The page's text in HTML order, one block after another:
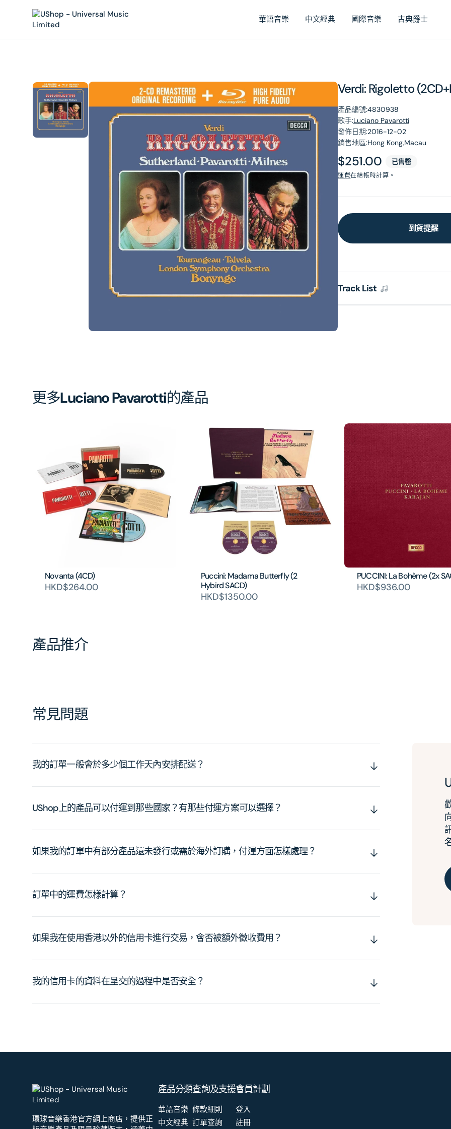
華語音樂 中文經典 國際音樂 古典爵士
Verdi: Rigoletto
產品編號:4830938
歌手:Luciano Pavarotti
發佈日期:2016-12-02
銷售地區:Hong Kong,Macau
原
價
$251.00 已售罄
運費在結帳時計算。
到貨提醒
Track List
在
相
簿
中
開
啟
第
圖
更多Luciano Pavarotti的產品
Novanta (4CD)
HKD$264.00
Puccini: Madama Butterfly (2
Hybird SACD)
HKD$1350.00
PUCCINI: La Bohème (2x
HKD$936.00
產品推介
常見問題
我的訂單一般會於多少個工作天內安排配送？
UShop上的產品可以付運到那些國家？有那些付運方案可以選擇？
如果我的訂單中有部分產品還未發行或需於海外訂購，付運方面怎樣處理？
訂單中的運費怎樣計算？
如果我在使用香港以外的信用卡進行交易，會否被額外徵收費用？
我的信用卡的資料在呈交的過程中是否安全？
環球音樂香港官方網上商店，提供正
產品分類
華語音樂
中文經典
查詢及支援
條款細則
訂單查詢
會員計劃
登入
註冊